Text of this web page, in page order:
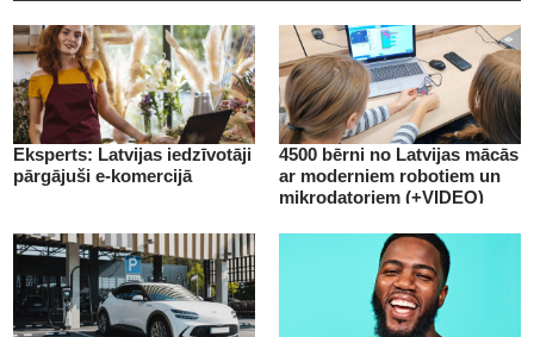
Eksperts: Latvijas iedzīvotāji
pārgājuši e-komercijā
4500 bērni no Latvijas mācās
ar moderniem robotiem un
mikrodatoriem (+VIDEO)